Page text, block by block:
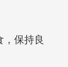
，保持良